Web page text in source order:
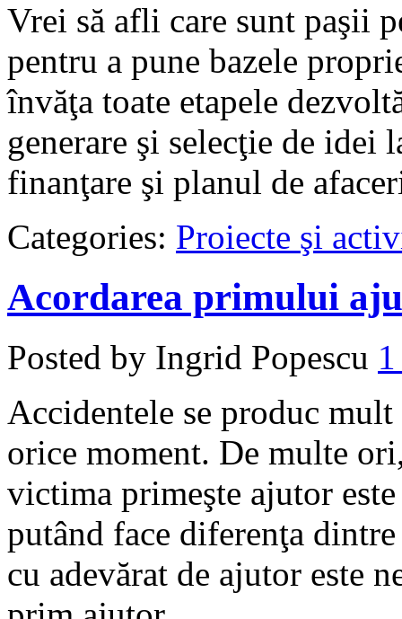
Vrei să afli care sunt paşii
pentru a pune bazele
învăţa toate etapele
generare şi selecţie de idei
finanţare şi planul de
Categories: Proiecte şi
Acordarea primului
Posted by Ingrid Popescu
Accidentele se produc
orice moment. De multe
victima primeşte ajutor
putând face diferenţa
cu adevărat de ajutor este